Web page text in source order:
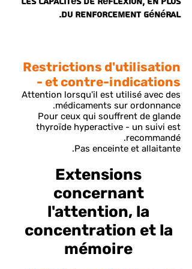
du renforcement général.
Restrictions d'utilisation
et contre-indications -
Attention lorsqu'il est utilisé avec des
médicaments sur ordonnance.
Pour ceux qui souffrent de glande
thyroïde hyperactive - un suivi est
recommandé.
Pas enceinte et allaitante.
Extensions
concernant
l'attention, la
concentration et la
mémoire